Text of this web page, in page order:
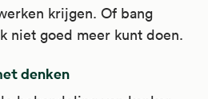
krijgen. Of bang
niet goed meer kunt doen.
denken